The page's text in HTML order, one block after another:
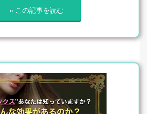
» この記事を読む